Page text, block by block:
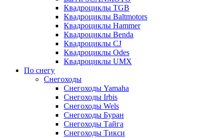
Квадроциклы TGB
Квадроциклы Baltmotors
Квадроциклы Hammer
Квадроциклы Benda
Квадроциклы CJ
Квадроциклы Odes
Квадроциклы UMX
По снегу
Снегоходы
Снегоходы Yamaha
Снегоходы Irbis
Снегоходы Wels
Снегоходы Буран
Снегоходы Тайга
Снегоходы Тикси